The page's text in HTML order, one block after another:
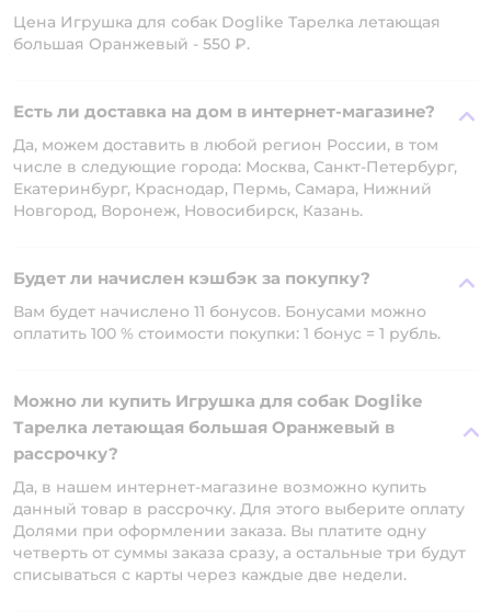
Цена Игрушка для собак Doglike Тарелка летающая
большая Оранжевый - 550 ₽.
Есть ли доставка на дом в интернет-магазине?
Да, можем доставить в любой регион России, в том
числе в следующие города: Москва, Санкт-Петербург,
Екатеринбург, Краснодар, Пермь, Самара, Нижний
Новгород, Воронеж, Новосибирск, Казань.
Будет ли начислен кэшбэк за покупку?
Вам будет начислено 11 бонусов. Бонусами можно
оплатить 100 % стоимости покупки: 1 бонус = 1 рубль.
Можно ли купить Игрушка для собак Doglike
Тарелка летающая большая Оранжевый в
рассрочку?
Да, в нашем интернет-магазине возможно купить
данный товар в рассрочку. Для этого выберите оплату
Долями при оформлении заказа. Вы платите одну
четверть от суммы заказа сразу, а остальные три будут
списываться с карты через каждые две недели.